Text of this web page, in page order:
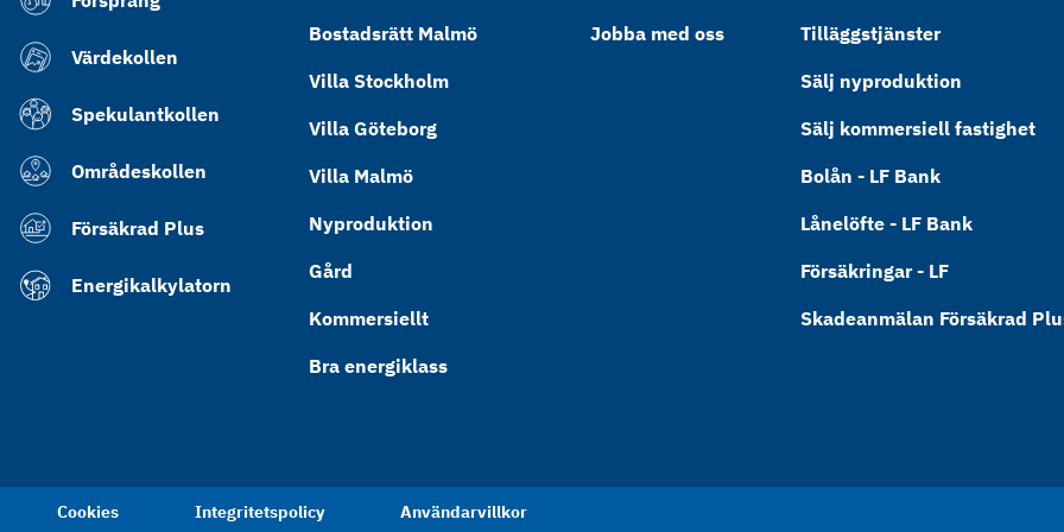
Värdekollen
Spekulantkollen
Områdeskollen
Försäkrad Plus
Energikalkylatorn
Bostadsrätt Malmö
Villa Stockholm
Villa Göteborg
Villa Malmö
Nyproduktion
Gård
Kommersiellt
Bra energiklass
Jobba med oss
Tilläggstjänster
Sälj nyproduktion
Sälj kommersiell fastighet
Bolån - LF Bank
Lånelöfte - LF Bank
Försäkringar - LF
Skadeanmälan Försäkrad
Cookies Integritetspolicy Användarvillkor